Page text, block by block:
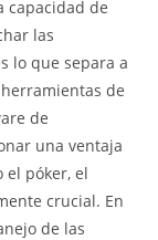
capacidad de
las
lo que separa a
de
de
una ventaja
el póker, el
crucial. En
de las